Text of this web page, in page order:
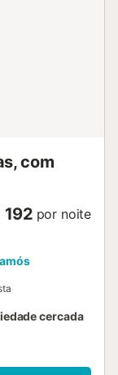
com
192 por noite
cercada